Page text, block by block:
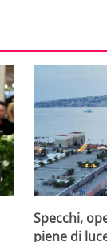
Specchi,
piene di